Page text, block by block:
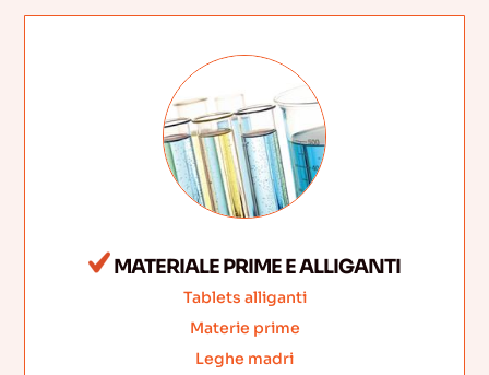
MATERIALE PRIME E ALLIGANTI
Tablets alliganti
Materie prime
Leghe madri